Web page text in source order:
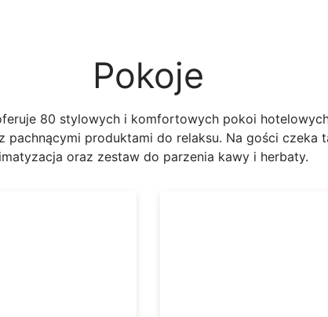
Pokoje
80 stylowych i komfortowych pokoi
pachnącymi produktami do relaksu. Na gości czeka
oraz zestaw do parzenia kawy i herbaty.